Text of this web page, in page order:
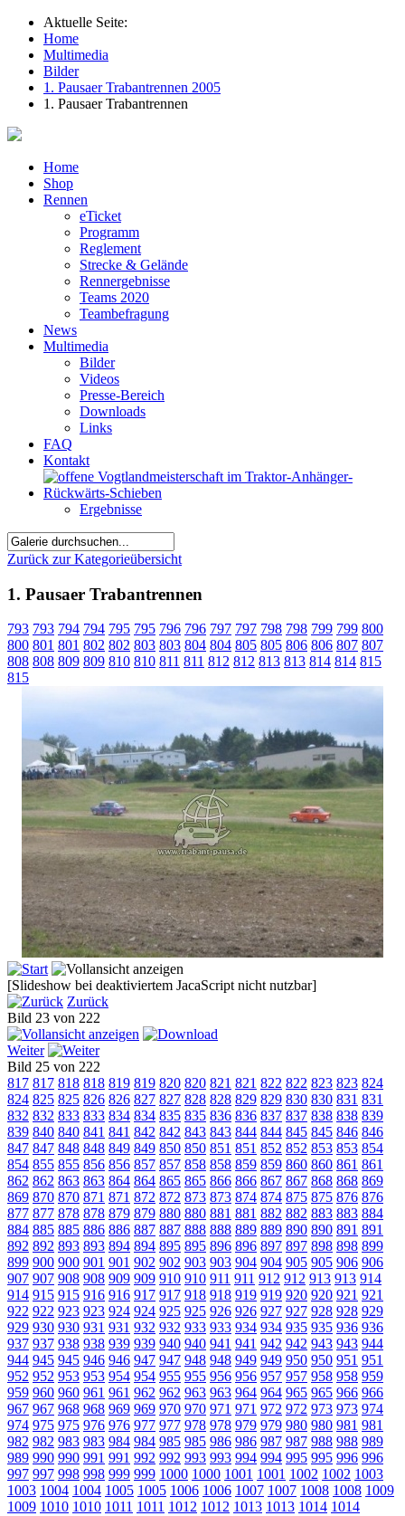
Aktuelle Seite:
Home
Multimedia
Bilder
1. Pausaer Trabantrennen 2005
1. Pausaer Trabantrennen
Home
Shop
Rennen
eTicket
Programm
Reglement
Strecke & Gelände
Rennergebnisse
Teams 2020
Teambefragung
News
Multimedia
Bilder
Videos
Presse-Bereich
Downloads
Links
FAQ
Kontakt
Ergebnisse
Zurück zur Kategorieübersicht
1. Pausaer Trabantrennen
793 793 794 794 795 795 796 796 797 797 798 798 799 799 800
800 801 801 802 802 803 803 804 804 805 805 806 806 807 807
808 808 809 809 810 810 811 811 812 812 813 813 814 814 815
815
[Slideshow bei deaktiviertem JacaScript nicht nutzbar]
Zurück
Bild 23 von 222
Weiter
Bild 25 von 222
817 817 818 818 819 819 820 820 821 821 822 822 823 823 824
824 825 825 826 826 827 827 828 828 829 829 830 830 831 831
832 832 833 833 834 834 835 835 836 836 837 837 838 838 839
839 840 840 841 841 842 842 843 843 844 844 845 845 846 846
847 847 848 848 849 849 850 850 851 851 852 852 853 853 854
854 855 855 856 856 857 857 858 858 859 859 860 860 861 861
862 862 863 863 864 864 865 865 866 866 867 867 868 868 869
869 870 870 871 871 872 872 873 873 874 874 875 875 876 876
877 877 878 878 879 879 880 880 881 881 882 882 883 883 884
884 885 885 886 886 887 887 888 888 889 889 890 890 891 891
892 892 893 893 894 894 895 895 896 896 897 897 898 898 899
899 900 900 901 901 902 902 903 903 904 904 905 905 906 906
907 907 908 908 909 909 910 910 911 911 912 912 913 913 914
914 915 915 916 916 917 917 918 918 919 919 920 920 921 921
922 922 923 923 924 924 925 925 926 926 927 927 928 928 929
929 930 930 931 931 932 932 933 933 934 934 935 935 936 936
937 937 938 938 939 939 940 940 941 941 942 942 943 943 944
944 945 945 946 946 947 947 948 948 949 949 950 950 951 951
952 952 953 953 954 954 955 955 956 956 957 957 958 958 959
959 960 960 961 961 962 962 963 963 964 964 965 965 966 966
967 967 968 968 969 969 970 970 971 971 972 972 973 973 974
974 975 975 976 976 977 977 978 978 979 979 980 980 981 981
982 982 983 983 984 984 985 985 986 986 987 987 988 988 989
989 990 990 991 991 992 992 993 993 994 994 995 995 996 996
997 997 998 998 999 999 1000 1000 1001 1001 1002 1002 1003
1003 1004 1004 1005 1005 1006 1006 1007 1007 1008 1008 1009
1009 1010 1010 1011 1011 1012 1012 1013 1013 1014 1014